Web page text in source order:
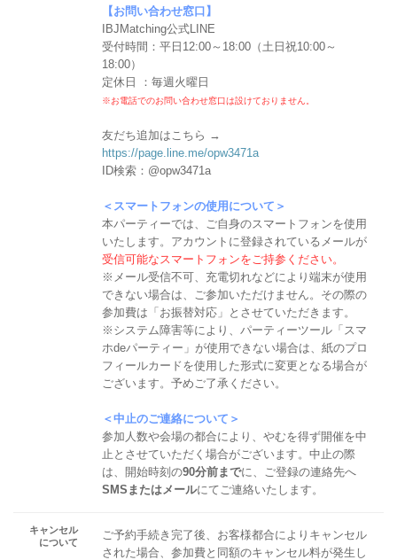
【お問い合わせ窓口】
IBJMatching公式LINE
受付時間：平日12:00～18:00（土日祝10:00～
18:00）
定休日 ：毎週火曜日
※お電話でのお問い合わせ窓口は設けておりません。
友だち追加はこちら →
https://page.line.me/opw3471a
ID検索：@opw3471a
＜スマートフォンの使用について＞
本パーティーでは、ご自身のスマートフォンを使用
いたします。アカウントに登録されているメールが
受信可能なスマートフォンをご持参ください。
※メール受信不可、充電切れなどにより端末が使用
できない場合は、ご参加いただけません。その際の
参加費は「お振替対応」とさせていただきます。
※システム障害等により、パーティーツール「スマ
ホdeパーティー」が使用できない場合は、紙のプロ
フィールカードを使用した形式に変更となる場合が
ございます。予めご了承ください。
＜中止のご連絡について＞
参加人数や会場の都合により、やむを得ず開催を中
止とさせていただく場合がございます。中止の際
は、開始時刻の90分前までに、ご登録の連絡先へ
SMSまたはメールにてご連絡いたします。
キャンセル
について
ご予約手続き完了後、お客様都合によりキャンセル
された場合、参加費と同額のキャンセル料が発生し